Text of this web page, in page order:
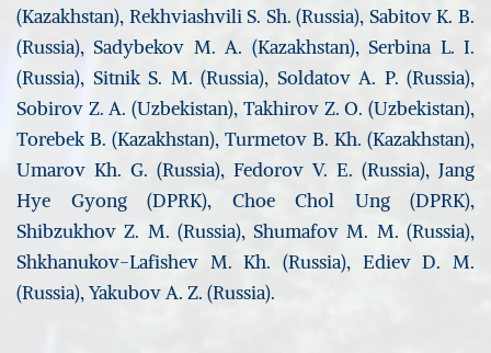
(Kazakhstan), Rekhviashvili S. Sh. (Russia), Sabitov K. B.
(Russia), Sadybekov M. A. (Kazakhstan), Serbina L. I.
(Russia), Sitnik S. M. (Russia), Soldatov A. P. (Russia),
Sobirov Z. A. (Uzbekistan), Takhirov Z. O. (Uzbekistan),
Torebek B. (Kazakhstan), Turmetov B. Kh. (Kazakhstan),
Umarov Kh. G. (Russia), Fedorov V. E. (Russia), Jang
Hye Gyong (DPRK), Choe Chol Ung (DPRK),
Shibzukhov Z. M. (Russia), Shumafov M. M. (Russia),
Shkhanukov-Lafishev M. Kh. (Russia), Ediev D. M.
(Russia), Yakubov A. Z. (Russia).